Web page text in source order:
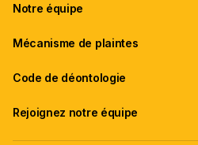
Notre équipe
Mécanisme de plaintes
Code de déontologie
Rejoignez notre équipe